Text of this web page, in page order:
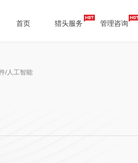
首页 猎头服务 管理咨询
/人工智能